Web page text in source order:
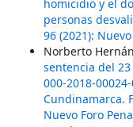
homicidio y el
personas
96 (2021):
Norberto
sentencia del
000-2018-
Cundinamarca.
Nuevo Foro